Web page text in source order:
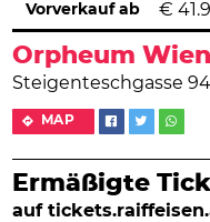
Orpheum Wien
Steigenteschgasse
MAP
Ermäßigte
auf
Vorverkauf ab €